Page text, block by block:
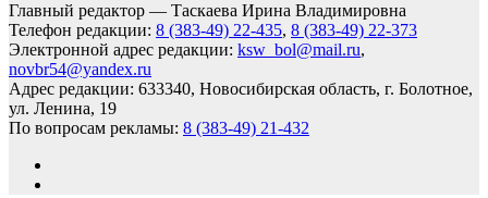
Главный редактор — Таскаева Ирина Владимировна
Телефон редакции: 8 (383-49) 22-435, 8 (383-49) 22-373
Электронной адрес редакции: ksw_bol@mail.ru,
novbr54@yandex.ru
Адрес редакции: 633340, Новосибирская область, г. Болотное,
ул. Ленина, 19
По вопросам рекламы: 8 (383-49) 21-432